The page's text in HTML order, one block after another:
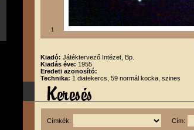
1
Kiadó: Játéktervező Intézet, Bp.
Kiadás éve: 1955
Eredeti azonosító:
Technika: 1 diatekercs, 59 normál kocka, szines
Címkék: Cím: